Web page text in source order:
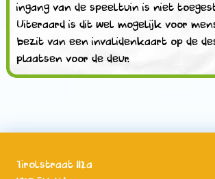
ingang van de speeltuin is niet
Uiteraard is dit wel mogelijk voor
bezit van een invalidenkaart op de
plaatsen voor de deur.
Tirolstraat 112a